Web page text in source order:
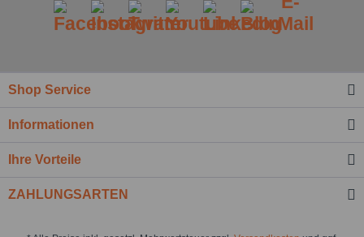
Ich habe dieDatenschutzbestimmungzur Kenntnis
genommen.*
Shop Service
Informationen
Ihre Vorteile
ZAHLUNGSARTEN